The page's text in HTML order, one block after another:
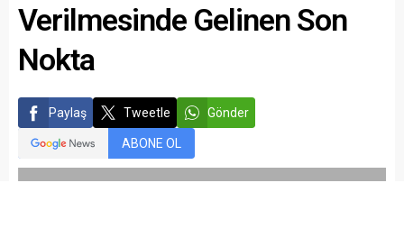
Verilmesinde Gelinen Son
Nokta
Paylaş Tweetle Gönder
ABONE OL